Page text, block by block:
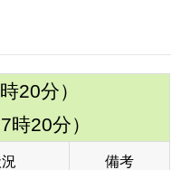
20分）
時20分）
備考